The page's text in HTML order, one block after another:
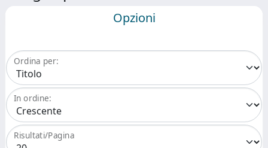
Opzioni
Ordina per:
In ordine:
Risultati/Pagina